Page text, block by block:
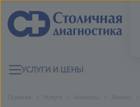
УСЛУГИ И ЦЕНЫ